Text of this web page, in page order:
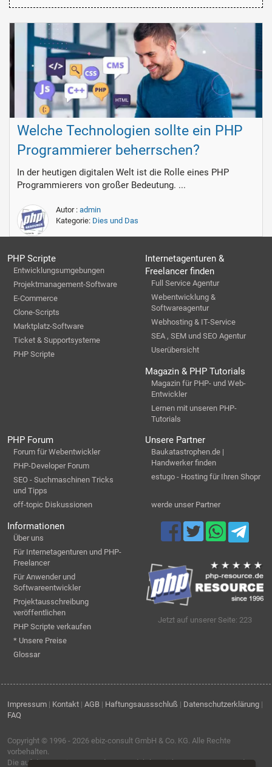
Welche Technologien sollte ein PHP
Programmierer beherrschen?
In der heutigen digitalen Welt ist die Rolle eines PHP
Programmierers von großer Bedeutung. ...
Autor : admin
Kategorie: Dies und Das
PHP Scripte
Entwicklungsumgebungen
Projektmanagement-Software
E-Commerce
Clone-Scripts
Marktplatz-Software
Ticket & Supportsysteme
PHP Scripte
Internetagenturen &
Freelancer finden
Full Service Agentur
Webentwicklung &
Softwareagentur
Webhosting & IT-Service
SEA , SEM und SEO Agentur
Userübersicht
Magazin & PHP Tutorials
Magazin für PHP- und Web-
Entwickler
Lernen mit unseren PHP-
Tutorials
PHP Forum
Forum für Webentwickler
PHP-Developer Forum
SEO - Suchmaschinen Tricks
und Tipps
off-topic Diskussionen
Unsere Partner
Baukatastrophen.de |
Handwerker finden
estugo - Hosting für Ihren Shopr
werde unser Partner
Informationen
Über uns
Für Internetagenturen und PHP-
Freelancer
Für Anwender und
Softwareentwickler
Projektausschreibung
veröffentlichen
PHP Scripte verkaufen
* Unsere Preise
Glossar
Jetzt auf unserer Seite: 223
Impressum | Kontakt | AGB | Haftungsaussschluß | Datenschutzerklärung |
FAQ
Copyright © 1996 - 2026 ebiz-consult GmbH & Co. KG. Alle Rechte
vorbehalten.
Die auf dieser Seite verwendeten Produktbezeichnungen, Namen und